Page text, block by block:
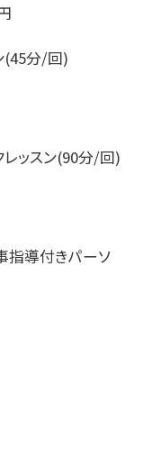
分/回)
スン(90分/回)
導付きパーソ